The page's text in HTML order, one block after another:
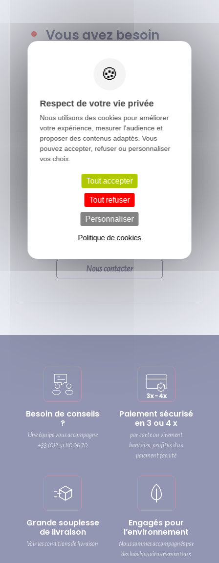
Vous avez besoin
Notre équipe se met à votre
questions.
Du lundi au vendredi, de 8h30 à
12h30 et de 14h à 17h
Par mail , via notre formulaire de
contact
Nous contacter
Besoin de conseils
?
Une équipe vous accompagne
+33 (0)2 51 80 06 70
Paiement sécurisé
en 3 ou 4 x
par carte ou virement
bancaire, profitez d’un
paiement facilité
Grande souplesse
de livraison
Voir les conditions de livraison
Engagés pour
l’environnement
Nous sommes accompagnés par
des labels environnementaux
Respect de votre vie privée
Nous utilisons des cookies pour améliorer
votre expérience, mesurer l'audience et
proposer des contenus adaptés. Vous
pouvez accepter, refuser ou personnaliser
vos choix.
Tout accepter
Tout refuser
Personnaliser
Politique de cookies